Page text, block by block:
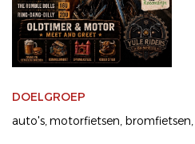
DOELGROEP
auto's motorfietsen bromfietsen